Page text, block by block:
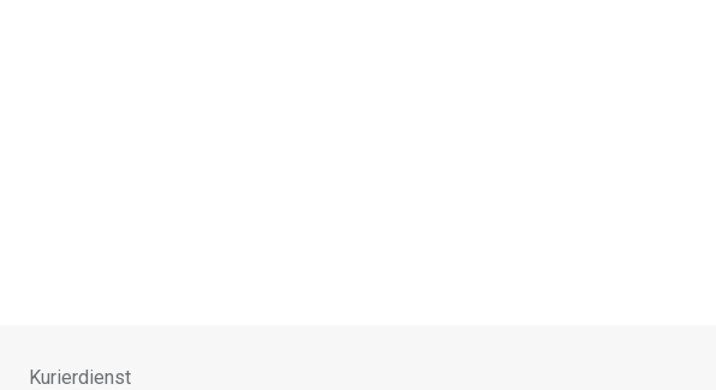
Kurierdienst